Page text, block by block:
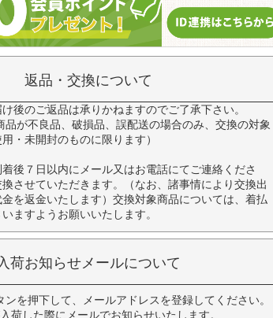
返品・交換について
後のご返品は承りかねますのでご了承下さい。
品が不良品、破損品、誤配送の場合のみ、交換の対象
・未開封のものに限ります）
後７日以内にメール又はお電話にてご連絡くださ
させていただきます。（なお、諸事情により交換出
を返金いたします）交換対象商品については、着払
ますようお願いいたします。
入荷お知らせメールについて
ンを押下して、メールアドレスを登録してください。
荷した際にメールでお知らせいたします。